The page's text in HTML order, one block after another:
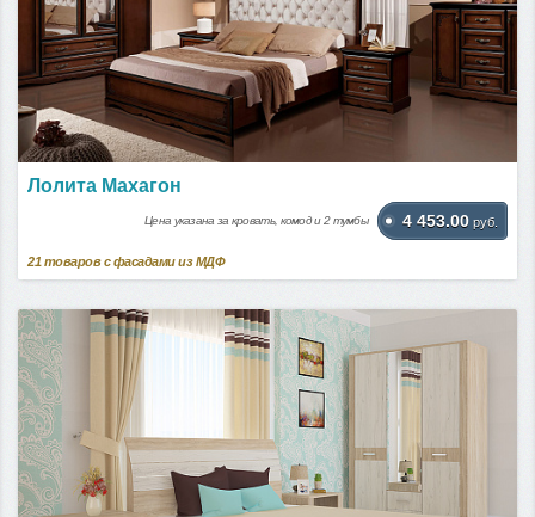
Лолита Махагон
Цена указана за кровать, комод и 2 тумбы 4 453.00 руб.
21 товаров с фасадами из МДФ